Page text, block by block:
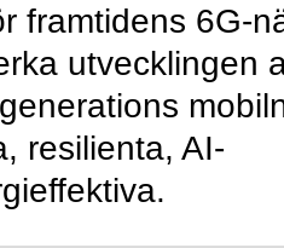
framtidens 6G-
utvecklingen
resilienta, AI-